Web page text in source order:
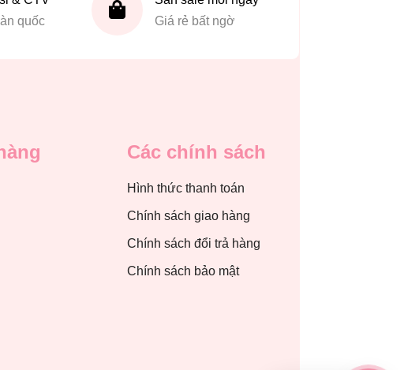
quốc
Giá rẻ bất ngờ
Các chính sách
Hình thức thanh toán
Chính sách giao hàng
Chính sách đổi trả hàng
Chính sách bảo mật